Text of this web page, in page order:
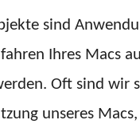
sind
Ihres Macs
Oft sind wir
unseres